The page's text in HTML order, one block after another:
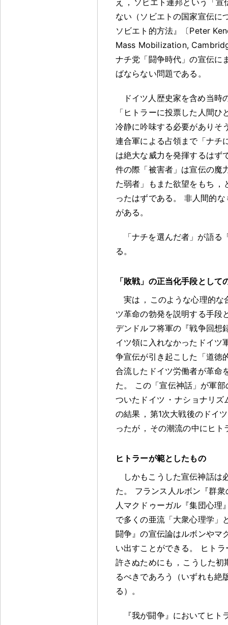
ない（ソビエトの国家宣伝に
ソビエト的方法』〔Peter
Mass Mobilization,
ナチ党「闘争時代」の宣伝に
ばならない問題である 。
ドイツ人歴史家を含め当時
「ヒトラーに投票した人間
冷静に吟味する必要がありそ
連合軍による占領まで「ナチ
は絶大な威力を発揮するはず
件の際「被害者」は宣伝の魔
た弱者」もまた欲望をもち ，
ったはずである 。
非人間的な
がある 。
「ナチを選んだ者」が語
る 。
「敗戦」の正当化手段として
実は ， このような心理的な
ツ革命の勃発を説明する手段
デンドルフ将軍の『戦争回想
イツ領に入れなかったドイツ
争宣伝が引き起こした「道徳
合流したドイツ労働者が革命
た 。
この「宣伝神話」が軍
ついたドイツ ・ ナショナリズ
の結果 ， 第1次大戦後のドイ
ったが ， その潮流の中にヒト
ヒトラーが範としたもの
しかもこうした宣伝神話は
た 。
フランス人ルボン『群
人マクドゥーガル『集団心理
で多くの亜流「大衆心理学」
闘争』の宣伝論はルボンやマ
い出すことができる 。
ヒト
許さぬためにも ， こうした初
るべきであろう（いずれも絶
る） 。
『我が闘争』においてヒト